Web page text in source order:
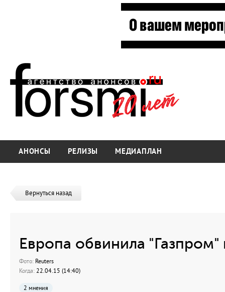
АНОНСЫ РЕЛИЗЫ МЕДИАПЛАН
Вернуться назад
Европа обвинила
Фото: Reuters
Когда: 22.04.15 (14:40)
2 мнения